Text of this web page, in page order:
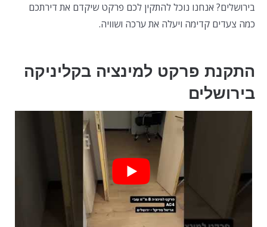
בירושלים? אנחנו נוכל להתקין לכם פרקט שיקדם את דירתכם
כמה צעדים קדימה ויעלה את ערכה ושוויה.
התקנת פרקט למינציה בקליניקה
בירושלים